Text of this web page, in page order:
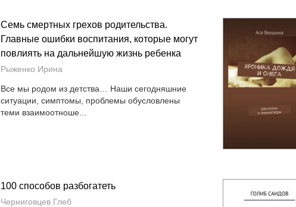
Семь смертных грехов родительства.
Главные ошибки воспитания, которые могут
повлиять на дальнейшую жизнь ребенка
Рыженко Ирина
Все мы родом из детства… Наши сегодняшние
ситуации, симптомы, проблемы обусловлены
теми взаимоотноше...
100 способов разбогатеть
Черниговцев Глеб